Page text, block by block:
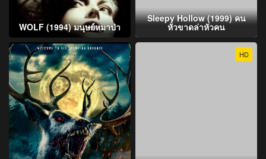
WOLF (1994) มนุษย์หมาป่า
Sleepy Hollow (1999) คน
หัวขาดล่าหัวคน
HD